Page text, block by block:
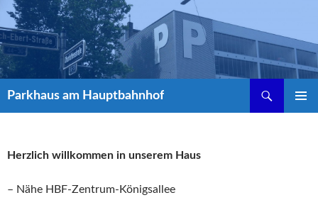
Parkhaus am Hauptbahnhof
Herzlich willkommen in unserem Haus
– Nähe HBF-Zentrum-Königsallee